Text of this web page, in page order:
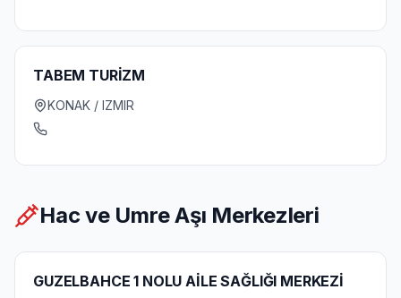
TABEM TURİZM
KONAK / IZMIR
Hac ve Umre Aşı Merkezleri
GUZELBAHCE 1 NOLU AİLE SAĞLIĞI MERKEZİ